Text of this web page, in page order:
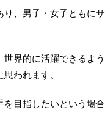
、男子・女子ともにサ
界的に活躍できるよう
われます。
目指したいという場合